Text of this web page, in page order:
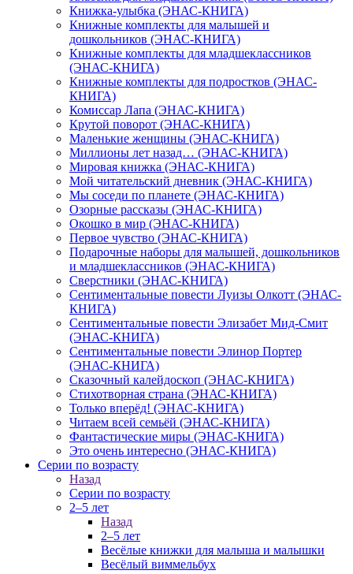
Книжка-улыбка (ЭНАС-КНИГА)
Книжные комплекты для малышей и
дошкольников (ЭНАС-КНИГА)
Книжные комплекты для младшеклассников
(ЭНАС-КНИГА)
Книжные комплекты для подростков (ЭНАС-
КНИГА)
Комиссар Лапа (ЭНАС-КНИГА)
Крутой поворот (ЭНАС-КНИГА)
Маленькие женщины (ЭНАС-КНИГА)
Миллионы лет назад… (ЭНАС-КНИГА)
Мировая книжка (ЭНАС-КНИГА)
Мой читательский дневник (ЭНАС-КНИГА)
Мы соседи по планете (ЭНАС-КНИГА)
Озорные рассказы (ЭНАС-КНИГА)
Окошко в мир (ЭНАС-КНИГА)
Первое чувство (ЭНАС-КНИГА)
Подарочные наборы для малышей, дошкольников
и младшеклассников (ЭНАС-КНИГА)
Сверстники (ЭНАС-КНИГА)
Сентиментальные повести Луизы Олкотт (ЭНАС-
КНИГА)
Сентиментальные повести Элизабет Мид-Смит
(ЭНАС-КНИГА)
Сентиментальные повести Элинор Портер
(ЭНАС-КНИГА)
Сказочный калейдоскоп (ЭНАС-КНИГА)
Стихотворная страна (ЭНАС-КНИГА)
Только вперёд! (ЭНАС-КНИГА)
Читаем всей семьёй (ЭНАС-КНИГА)
Фантастические миры (ЭНАС-КНИГА)
Это очень интересно (ЭНАС-КНИГА)
Серии по возрасту
Назад
Серии по возрасту
2–5 лет
Назад
2–5 лет
Весёлые книжки для малыша и малышки
Весёлый виммельбух